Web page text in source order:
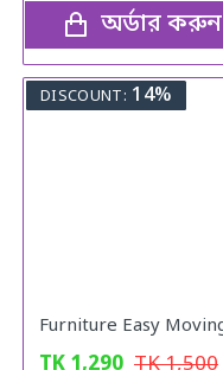
অর্ডার করুন
DISCOUNT: 14%